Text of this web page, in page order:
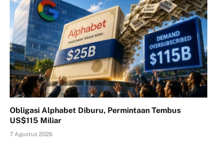
Obligasi Alphabet Diburu, Permintaan Tembus
US$115 Miliar
7 Agustus 2026